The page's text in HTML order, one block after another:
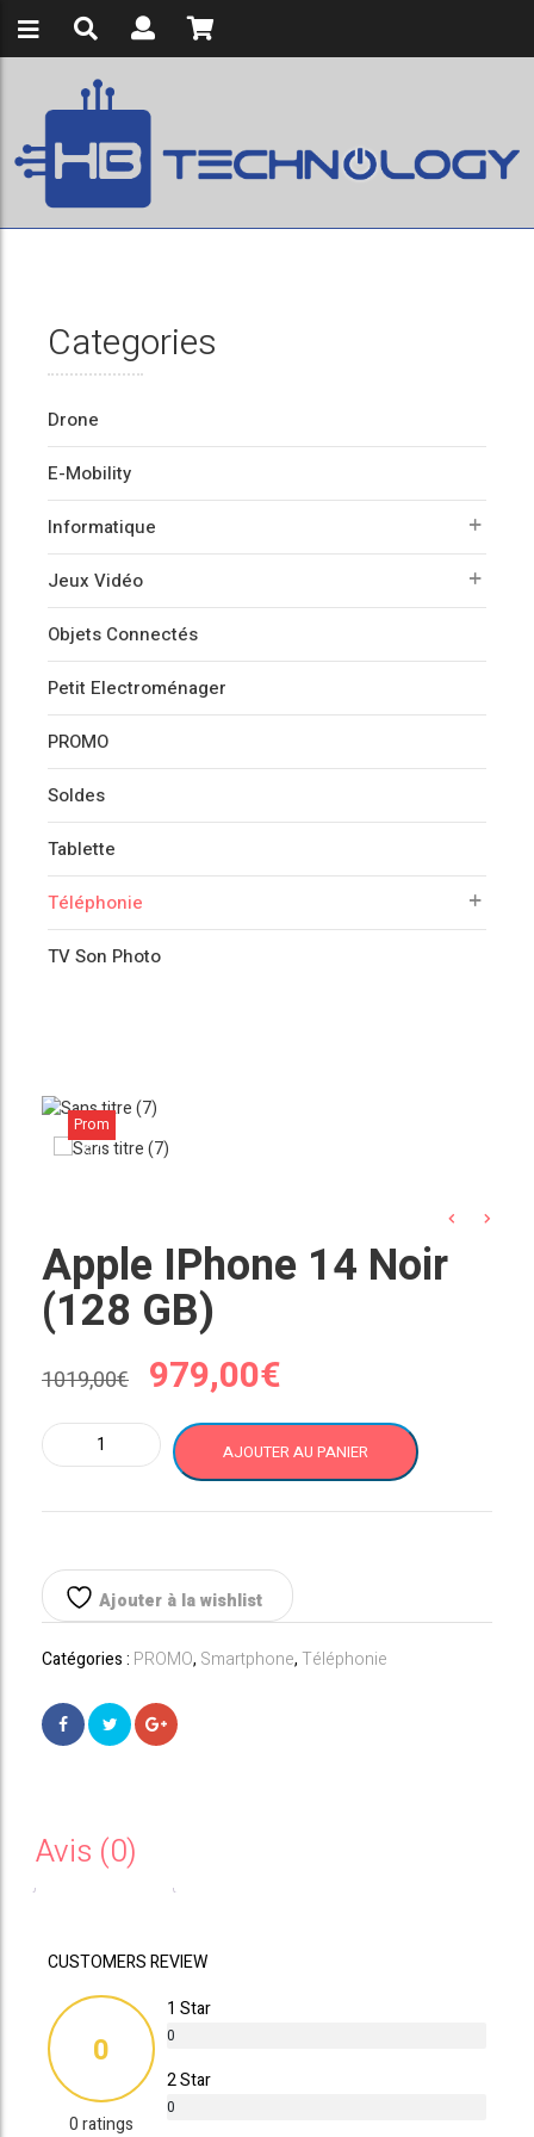
Categories
Drone
E-Mobility
Informatique
Jeux Vidéo
Objets Connectés
Petit Electroménager
PROMO
Soldes
Tablette
Téléphonie
TV Son Photo
Prom
o !
Apple IPhone 14 Noir
(128 GB)
1019,00€
Le
prix
initial
1019,00€.
979,00€
prix
actuel
979,00€.
quantité
de
iPhone
Noir
(128
GB)
AJOUTER AU PANIER
Ajouter à la wishlist
Catégories : PROMO, Smartphone,Téléphonie
Avis (0)
CUSTOMERS REVIEW
0
0 ratings
1 Star
0
2 Star
0